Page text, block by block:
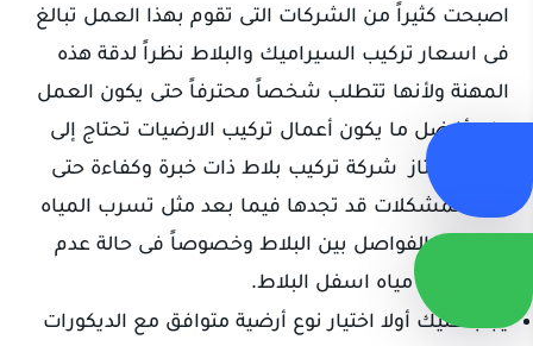
اصبحت كثيراً من الشركات التى تقوم بهذا العمل تبالغ
فى اسعار تركيب السيراميك والبلاط نظراً لدقة هذه
المهنة ولأنها تتطلب شخصاً محترفاً حتى يكون العمل
على أفضل ما يكون أعمال تركيب الارضيات تحتاج إلى
مبلط ممتاز شركة تركيب بلاط ذات خبرة وكفاءة حتى
تجنباً لمشكلات قد تجدها فيما بعد مثل تسرب المياه
من خلال الفواصل بين البلاط وخصوصاً فى حالة عدم
وجود عازل مياه اسفل البلاط.
يجب عليك أولا اختيار نوع أرضية متوافق مع الديكورات